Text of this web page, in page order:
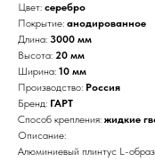
Цвет: серебро
Покрытие: анодированное
Длина: 3000 мм
Высота: 20 мм
Ширина: 10 мм
Производство: Россия
Бренд: ГАРТ
Способ крепления: жидкие
Описание:
Алюминиевый плинтус L-